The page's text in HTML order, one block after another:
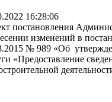
16:28:06
постановления
изменений в
№ 989 «Об
«Предоставление